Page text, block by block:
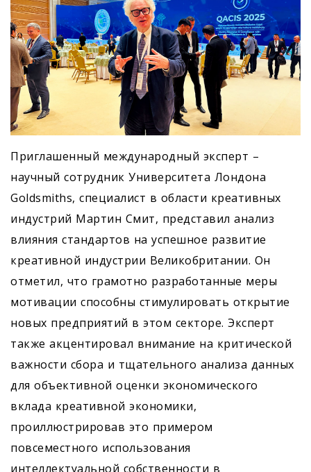
Приглашенный международный эксперт –
научный сотрудник Университета Лондона
Goldsmiths, специалист в области креативных
индустрий Мартин Смит, представил анализ
влияния стандартов на успешное развитие
креативной индустрии Великобритании. Он
отметил, что грамотно разработанные меры
мотивации способны стимулировать открытие
новых предприятий в этом секторе. Эксперт
также акцентировал внимание на критической
важности сбора и тщательного анализа данных
для объективной оценки экономического
вклада креативной экономики,
проиллюстрировав это примером
повсеместного использования
интеллектуальной собственности в